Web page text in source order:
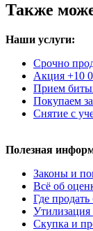
Также
Наши услуги:
Срочно
Акция +10
Прием
Покупаем
Снятие с
Полезная
Законы и
Всё об
Где
Утилизация
Скупка и